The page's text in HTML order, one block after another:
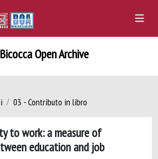
Bicocca Open Archive
03 - Contributo in libro
to work: a measure of
education and job